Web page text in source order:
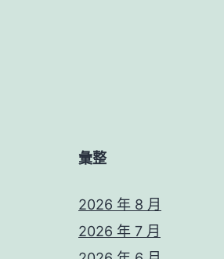
彙整
2026 年 8 月
2026 年 7 月